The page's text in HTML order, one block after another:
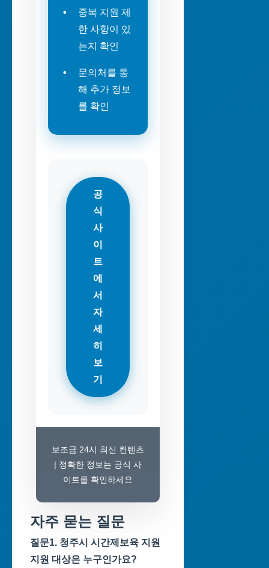
중복 지원 제
한 사항이 있
는지 확인
문의처를 통
해 추가 정보
를 확인
공
식
사
이
트
에
서
자
세
히
보
기
보조금 24시 최신 컨텐츠
| 정확한 정보는 공식 사
이트를 확인하세요
자주 묻는 질문
질문1. 청주시 시간제보육 지원
지원 대상은 누구인가요?